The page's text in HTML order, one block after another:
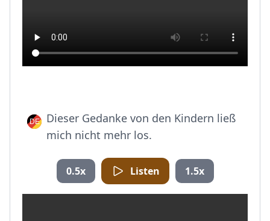
Dieser Gedanke von den Kindern ließ
mich nicht mehr los.
0.5x Listen 1.5x